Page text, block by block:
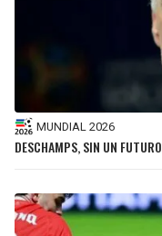
MUNDIAL 2026
DESCHAMPS, SIN UN